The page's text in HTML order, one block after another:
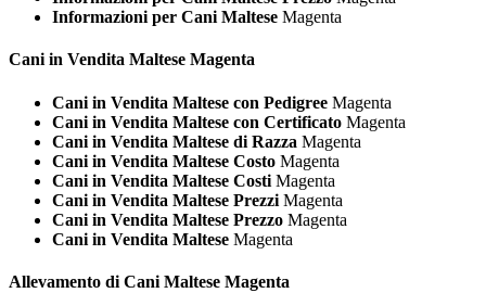
Informazioni per Cani Maltese Magenta
Cani in Vendita Maltese Magenta
Cani in Vendita Maltese con Pedigree Magenta
Cani in Vendita Maltese con Certificato Magenta
Cani in Vendita Maltese di Razza Magenta
Cani in Vendita Maltese Costo Magenta
Cani in Vendita Maltese Costi Magenta
Cani in Vendita Maltese Prezzi Magenta
Cani in Vendita Maltese Prezzo Magenta
Cani in Vendita Maltese Magenta
Allevamento di Cani Maltese Magenta